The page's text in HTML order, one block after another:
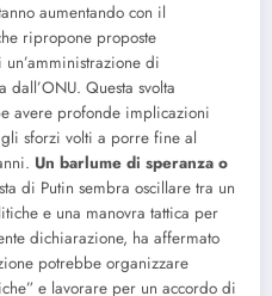
aumentando con il
ripropone proposte
di
dall’ONU. Questa svolta
avere profonde implicazioni
sforzi volti a porre fine al
Un barlume di speranza o
di Putin sembra oscillare tra un
e una manovra tattica per
dichiarazione, ha affermato
potrebbe organizzare
e lavorare per un accordo di